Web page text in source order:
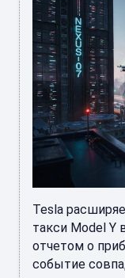
Tesla
такси Model Y
отчетом о
событие